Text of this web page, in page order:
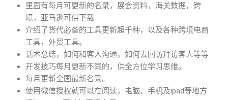
里面有每月可更新的名录，展会资料，海关数据，跨
境，亚马逊可供下载
介绍了货代必备的工具更新超千种，以及各种跨境电商
工具，外贸工具。
话术总结，如何和客人沟通，如何去回访拜访客人等等
开发技巧每月更新不同的，供全方位学习思维。
每月更新全国最新名录。
使用微信授权就可以在阅读，电脑、手机及ipad等地方